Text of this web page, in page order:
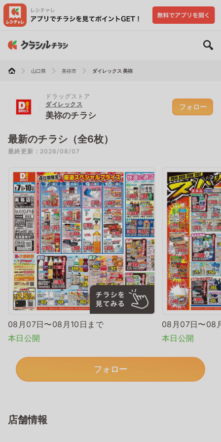
山口県 美祢市 ダイレックス 美祢
ドラッグストア
ダイレックス
美祢のチラシ
フォロー
最新のチラシ（全6枚）
最終更新：2026/08/07
08月07日〜08月10日まで
本日公開
08月07日〜08
本日公開
フォロー
店舗情報